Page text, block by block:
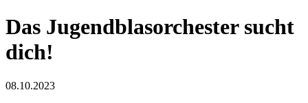
Das Jugendblasorchester sucht
dich!
08.10.2023